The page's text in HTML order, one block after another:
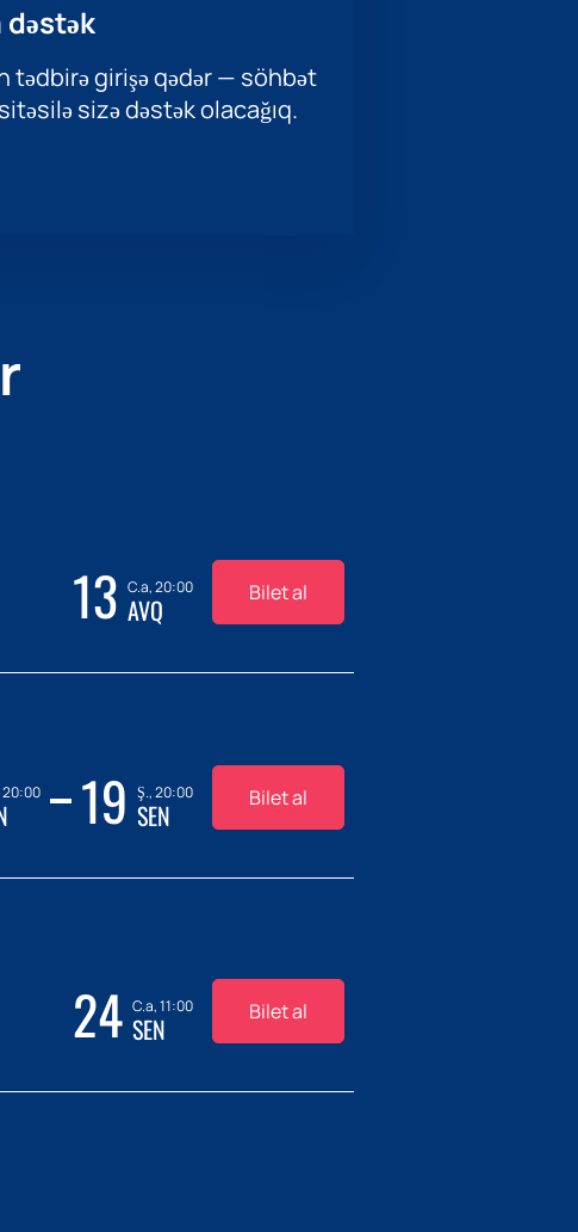
dəstək
tədbirə girişə qədər — söhbət
sizə dəstək olacağıq.
13 C.a, 20:00
AVQ Bilet al
20:00 19 Ş., 20:00
SEN Bilet al
24 C.a, 11:00
SEN Bilet al